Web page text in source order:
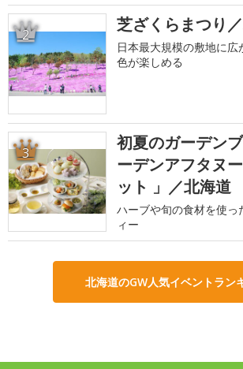
2 芝ざくらまつり
日本最大規模の敷地に
色が楽しめる
3
初夏のガーデン
ーデンアフタヌ
ット 」／北海道
ハーブや旬の食材を使っ
ィー
北海道のGW人気イベントラン